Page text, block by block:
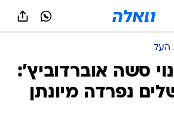
העל
סשה אוברדוביץ':
נפרדה מיונתן